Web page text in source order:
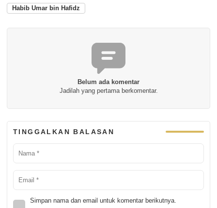
Habib Umar bin Hafidz
Belum ada komentar
Jadilah yang pertama berkomentar.
TINGGALKAN BALASAN
Simpan nama dan email untuk komentar berikutnya.